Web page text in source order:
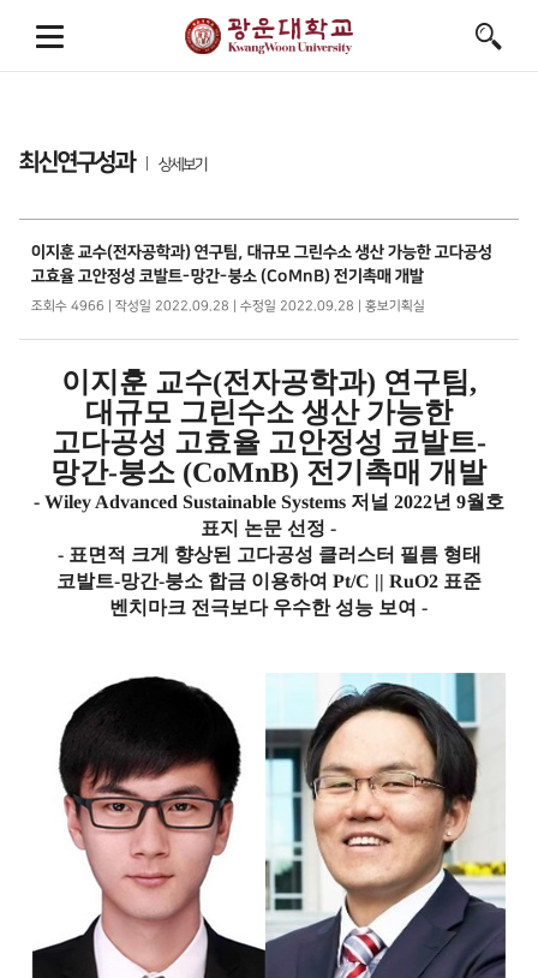
최신연구성과 상세보기
이지훈 교수(전자공학과) 연구팀, 대규모 그린수소 생산 가능한 고다공성
고효율 고안정성 코발트-망간-붕소 (CoMnB) 전기촉매 개발
조회수 4966 | 작성일 2022.09.28 | 수정일 2022.09.28 | 홍보기획실
이지훈 교수(전자공학과) 연구팀,
대규모 그린수소 생산 가능한
고다공성 고효율 고안정성 코발트-
망간-붕소 (CoMnB) 전기촉매 개발
- Wiley Advanced Sustainable Systems 저널2022년9월호
표지 논문 선정-
- 표면적 크게 향상된 고다공성 클러스터 필름 형태
코발트-망간-붕소 합금 이용하여Pt/C || RuO2 표준
벤치마크 전극보다 우수한 성능 보여-